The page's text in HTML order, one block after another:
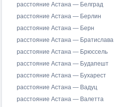
расстояние Астана — Белград
расстояние Астана — Берлин
расстояние Астана — Берн
расстояние Астана — Братислава
расстояние Астана — Брюссель
расстояние Астана — Будапешт
расстояние Астана — Бухарест
расстояние Астана — Вадуц
расстояние Астана — Валетта